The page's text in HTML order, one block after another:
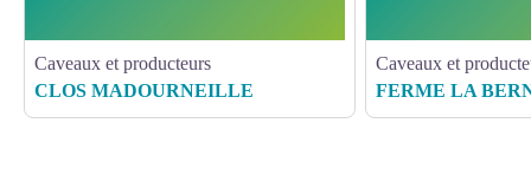
Caveaux et producteurs
CLOS MADOURNEILLE
Caveaux et
FERME LA